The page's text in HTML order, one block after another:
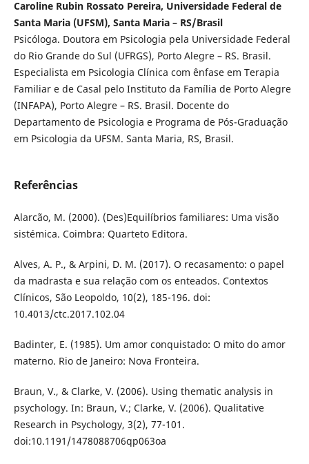
Caroline Rubin Rossato Pereira, Universidade Federal de
Santa Maria (UFSM), Santa Maria – RS/Brasil
Psicóloga. Doutora em Psicologia pela Universidade Federal
do Rio Grande do Sul (UFRGS), Porto Alegre – RS. Brasil.
Especialista em Psicologia Clínica com ênfase em Terapia
Familiar e de Casal pelo Instituto da Família de Porto Alegre
(INFAPA), Porto Alegre – RS. Brasil. Docente do
Departamento de Psicologia e Programa de Pós-Graduação
em Psicologia da UFSM. Santa Maria, RS, Brasil.
Referências
Alarcão, M. (2000). (Des)Equilíbrios familiares: Uma visão
sistémica. Coimbra: Quarteto Editora.
Alves, A. P., & Arpini, D. M. (2017). O recasamento: o papel
da madrasta e sua relação com os enteados. Contextos
Clínicos, São Leopoldo, 10(2), 185-196. doi:
10.4013/ctc.2017.102.04
Badinter, E. (1985). Um amor conquistado: O mito do amor
materno. Rio de Janeiro: Nova Fronteira.
Braun, V., & Clarke, V. (2006). Using thematic analysis in
psychology. In: Braun, V.; Clarke, V. (2006). Qualitative
Research in Psychology, 3(2), 77-101.
doi:10.1191/1478088706qp063oa